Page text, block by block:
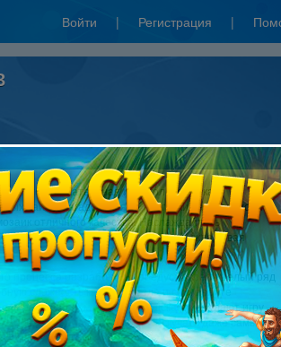
Войти | Регистрация |
это увлекательная игра-головоломка,
тайн и загадок! Для их разгадки нам необходимо
отличного качества. Наслаждайтесь
мистики и волшебства, складывая
процесса разработчики предусмотрели целый ряд
сложность каждого пазла и сохраняйте
управление и множество подсказок сделают игру
и трофеи не дадут заскучать даже самым